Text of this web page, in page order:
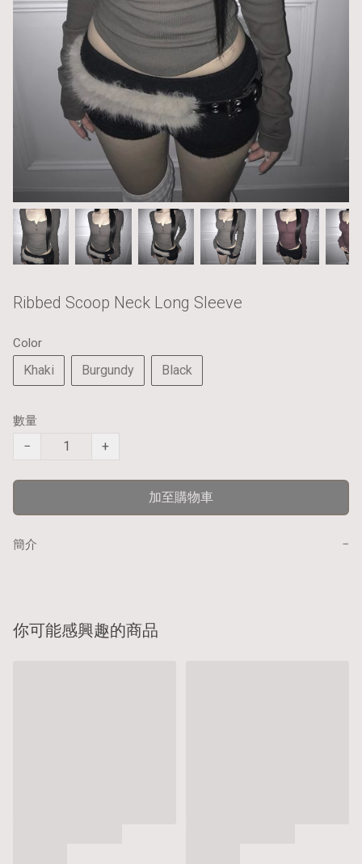
Ribbed Scoop Neck Long Sleeve
Color
Khaki Burgundy Black
數量
− +
加至購物車
簡介 −
你可能感興趣的商品